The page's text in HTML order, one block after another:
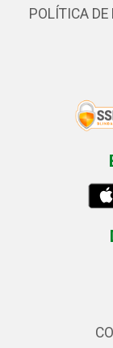
POLÍTICA DE